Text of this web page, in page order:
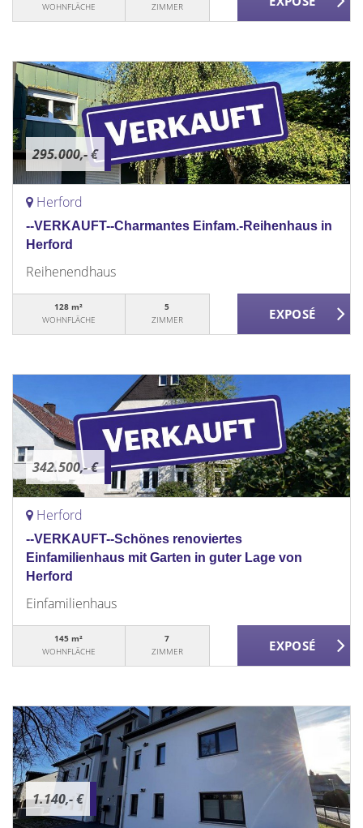
WOHNFLÄCHE
ZIMMER
295.000,- €
Herford
--VERKAUFT--Charmantes Einfam.-Reihenhaus in
Herford
Reihenendhaus
128 m²
WOHNFLÄCHE
5
ZIMMER
342.500,- €
Herford
--VERKAUFT--Schönes renoviertes
Einfamilienhaus mit Garten in guter Lage von
Herford
Einfamilienhaus
145 m²
WOHNFLÄCHE
7
ZIMMER
1.140,- €